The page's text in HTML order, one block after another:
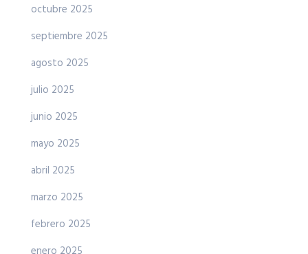
octubre 2025
septiembre 2025
agosto 2025
julio 2025
junio 2025
mayo 2025
abril 2025
marzo 2025
febrero 2025